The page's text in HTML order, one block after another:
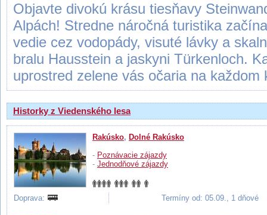
Objavte divokú krásu tiesňavy
Alpách! Stredne náročná turistika
vedie cez vodopády, visuté lávky a
bralu Hausstein a jaskyni Türkenloch.
uprostred zelene vás očaria na každom
Historky z Viedenského lesa
Rakúsko, Dolné Rakúsko
- Poznávacie zájazdy
- Jednodňové zájazdy
Doprava: Termíny od: 05.09., 1 dňové